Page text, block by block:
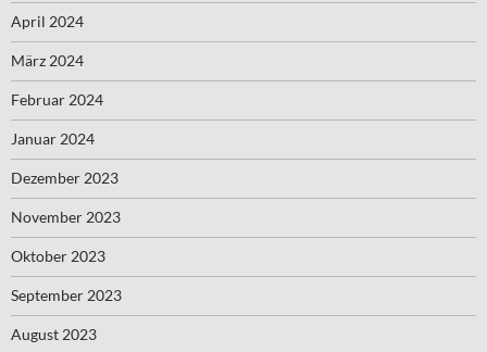
April 2024
März 2024
Februar 2024
Januar 2024
Dezember 2023
November 2023
Oktober 2023
September 2023
August 2023